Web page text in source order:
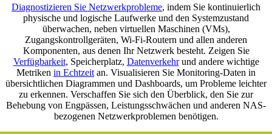
Diagnostizieren Sie Netzwerkprobleme, indem Sie kontinuierlich
physische und logische Laufwerke und den Systemzustand
überwachen, neben virtuellen Maschinen (VMs),
Zugangskontrollgeräten, Wi-Fi-Routern und allen anderen
Komponenten, aus denen Ihr Netzwerk besteht. Zeigen Sie
Verfügbarkeit, Speicherplatz, Datenverkehrund andere wichtige
Metriken in Echtzeit an. Visualisieren Sie Monitoring-Daten in
übersichtlichen Diagrammen und Dashboards, um Probleme leichter
zu erkennen. Verschaffen Sie sich den Überblick, den Sie zur
Behebung von Engpässen, Leistungsschwächen und anderen NAS-
bezogenen Netzwerkproblemen benötigen.